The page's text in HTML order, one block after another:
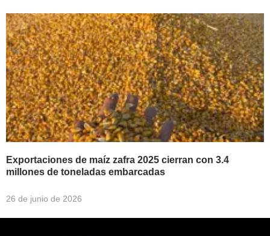
Exportaciones de maíz zafra 2025 cierran con 3.4
millones de toneladas embarcadas
26 de junio de 2026